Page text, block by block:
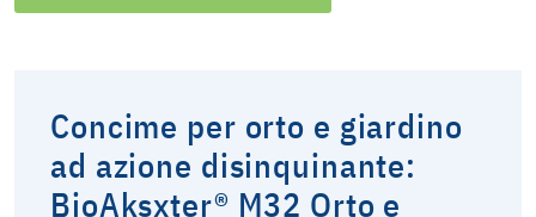
Concime per orto e giardino
ad azione disinquinante:
BioAksxter® M32 Orto e